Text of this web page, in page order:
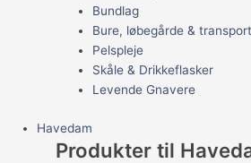
Bundlag
Bure, løbegårde & transport
Pelspleje
Skåle & Drikkeflasker
Levende Gnavere
Havedam
Produkter til